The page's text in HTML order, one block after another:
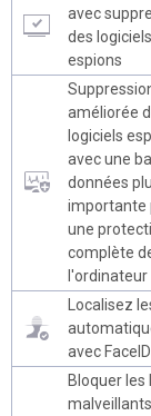
avec
des logiciels
espions
améliorée
logiciels
avec une
données
importante
une
complète
l'ordinateur
Localisez
avec FaceID
Bloquer les